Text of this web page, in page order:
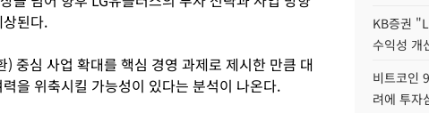
된다.
중심 사업 확대를 핵심 경영 과제로 제시한 만큼 대
을 위축시킬 가능성이 있다는 분석이 나온다.
KB증권
수익성 개
비트코인
려에 투자